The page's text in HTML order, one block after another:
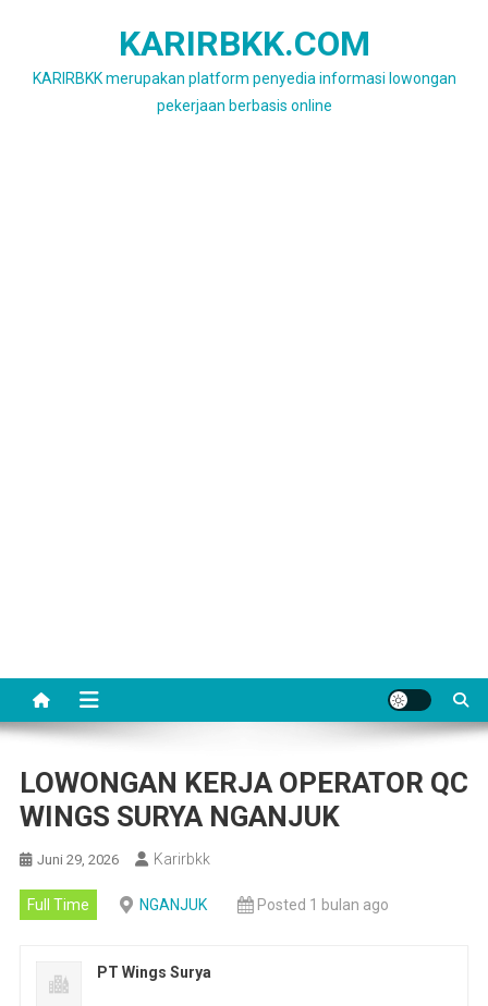
KARIRBKK.COM
KARIRBKK merupakan platform penyedia informasi lowongan
pekerjaan berbasis online
LOWONGAN KERJA OPERATOR QC
WINGS SURYA NGANJUK
Juni 29, 2026 Karirbkk
Full Time NGANJUK Posted 1 bulan ago
PT Wings Surya